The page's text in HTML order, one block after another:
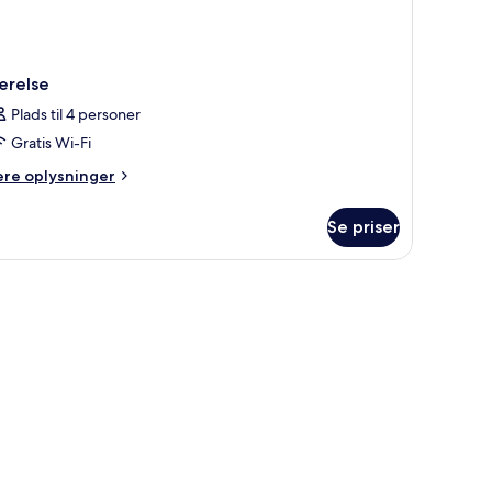
Plads til 4 personer
Gratis Wi-Fi
oplysninger
Se priser